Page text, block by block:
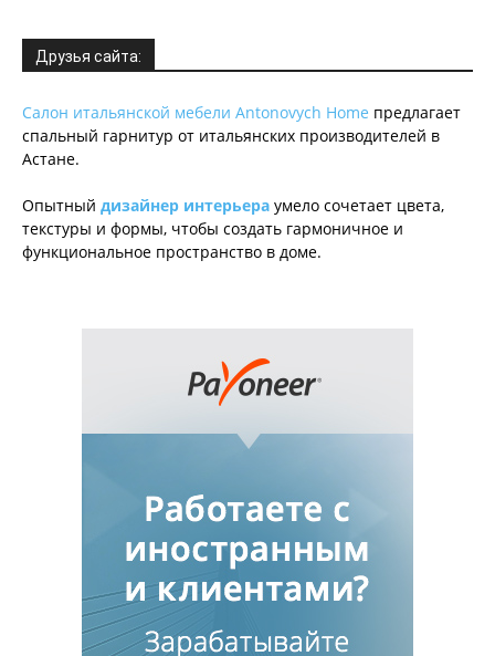
Друзья сайта:
Салон итальянской мебели Antonovych Home предлагает
спальный гарнитур от итальянских производителей в
Астане.
Опытный дизайнер интерьера умело сочетает цвета,
текстуры и формы, чтобы создать гармоничное и
функциональное пространство в доме.